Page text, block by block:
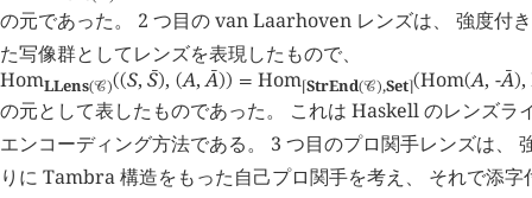
の元であった。 2 つ目の van Laarhoven レンズは、 強度付
た写像群としてレンズを表現したもので、
HomLLens(󰒚)((S, 󰔄
S), (A, 󰔄
A)) = Hom [StrEnd(󰒚),Set ](Hom(A, - 󰔄
A),
の元として表したものであった。 これは Haskell のレンズラ
エンコーディング方法である。 3 つ目のプロ関手レンズは、
りに Tambra 構造をもった自己プロ関手を考え、 それで添